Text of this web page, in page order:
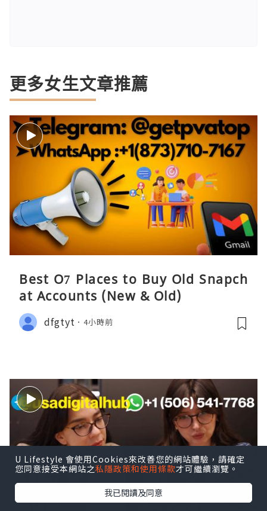
更多女生文章推薦
Best O7 Places to Buy Old Snapch
at Accounts (New & Old)
dfgtyt 4小時前
U Lifestyle 會使用Cookies來改善您的網站體驗，請確定
您同意接受本網站之私隱政策和使用條款才可繼續瀏覽。
我已閱讀及同意